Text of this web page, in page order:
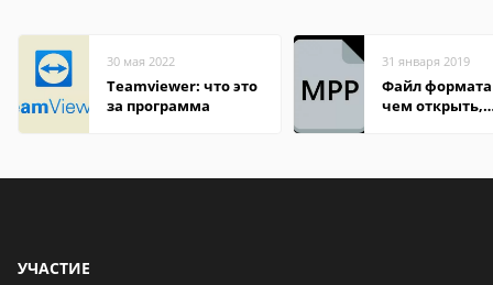
30 мая 2022
Teamviewer: что это
за программа
31 января 2019
Файл
чем открыть,
УЧАСТИЕ